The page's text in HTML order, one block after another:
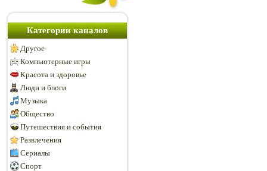
Категории каналов
Другое
Компьютерные игры
Красота и здоровье
Люди и блоги
Музыка
Общество
Путешествия и события
Развлечения
Сериалы
Спорт